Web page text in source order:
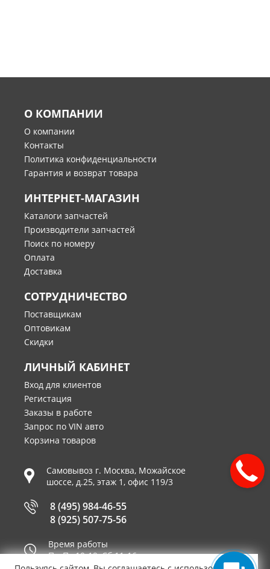
О КОМПАНИИ
О компании
Контакты
Политика конфиденциальности
Гарантия и возврат товара
ИНТЕРНЕТ-МАГАЗИН
Каталоги запчастей
Производители запчастей
Поиск по номеру
Оплата
Доставка
СОТРУДНИЧЕСТВО
Поставщикам
Оптовикам
Скидки
ЛИЧНЫЙ КАБИНЕТ
Вход для клиентов
Регистация
Заказы в работе
Запрос по VIN авто
Корзина товаров
Самовывоз г. Москва, Можайское
шоссе, д.25, этаж 1, офис 119/3
8 (495) 984-46-55
8 (925) 507-75-56
Время работы
Пн-Пт 10-19, Сб 11-16